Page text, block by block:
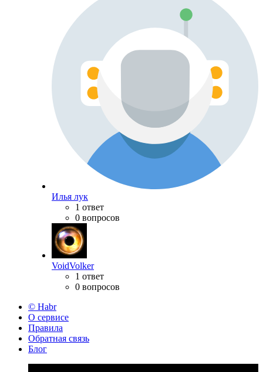
Илья лук
1 ответ
0 вопросов
VoidVolker
1 ответ
0 вопросов
© Habr
О сервисе
Правила
Обратная связь
Блог